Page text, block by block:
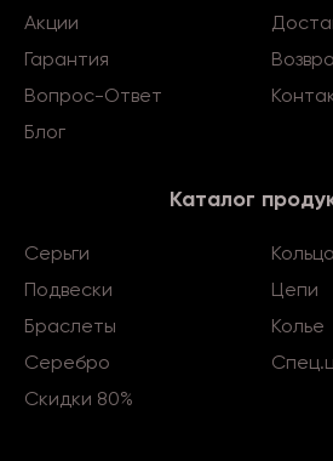
Акции
Гарантия
Вопрос-Ответ
Блог
Каталог
Серьги
Кольца
Подвески
Цепи
Браслеты
Колье
Серебро
Скидки 80%